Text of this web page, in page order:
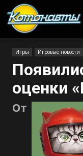
Игры Игровые новости
оценки
От